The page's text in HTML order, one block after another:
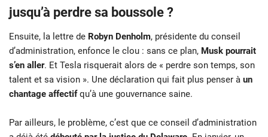
jusqu’à perdre sa boussole ?
Ensuite, la lettre de Robyn Denholm, présidente du conseil
d’administration, enfonce le clou : sans ce plan, Musk pourrait
s’en aller. Et Tesla risquerait alors de « perdre son temps, son
talent et sa vision ». Une déclaration qui fait plus penser à un
chantage affectifqu’à une gouvernance saine.
Par ailleurs, le problème, c’est que ce conseil d’administration